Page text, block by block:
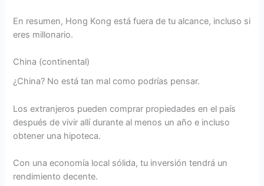
En resumen, Hong Kong está fuera de tu alcance, incluso si
eres millonario.
China (continental)
¿China? No está tan mal como podrías pensar.
Los extranjeros pueden comprar propiedades en el país
después de vivir allí durante al menos un año e incluso
obtener una hipoteca.
Con una economía local sólida, tu inversión tendrá un
rendimiento decente.